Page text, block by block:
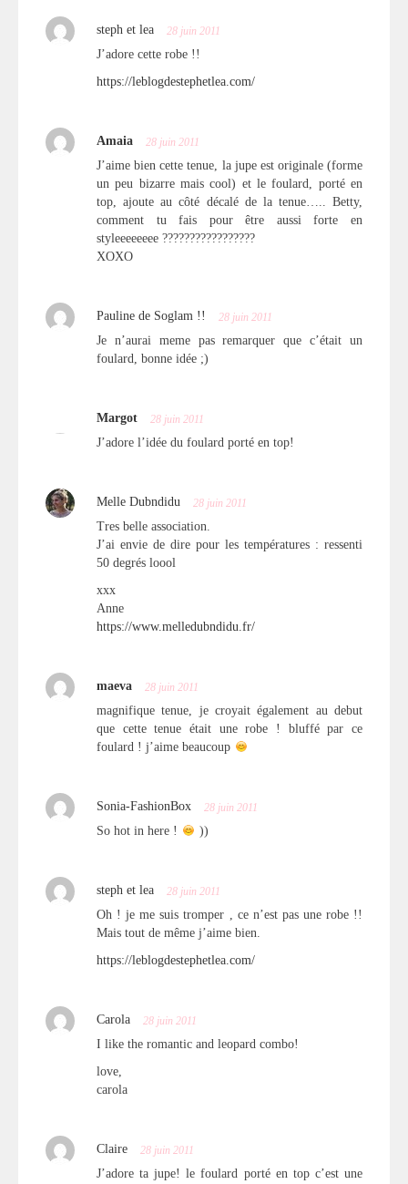
steph et lea 28 juin 2011
J’adore cette robe !!
https://leblogdestephetlea.com/
Amaia 28 juin 2011
J’aime bien cette tenue, la jupe est originale (forme
un peu bizarre mais cool) et le foulard, porté en
top, ajoute au côté décalé de la tenue….. Betty,
comment tu fais pour être aussi forte en
styleeeeeeee ?????????????????
XOXO
Pauline de Soglam !! 28 juin 2011
Je n’aurai meme pas remarquer que c’était un
foulard, bonne idée ;)
Margot 28 juin 2011
J’adore l’idée du foulard porté en top!
Melle Dubndidu 28 juin 2011
Tres belle association.
J’ai envie de dire pour les températures : ressenti
50 degrés loool
xxx
Anne
https://www.melledubndidu.fr/
maeva 28 juin 2011
magnifique tenue, je croyait également au debut
que cette tenue était une robe ! bluffé par ce
foulard ! j’aime beaucoup
Sonia-FashionBox 28 juin 2011
So hot in here ! ))
steph et lea 28 juin 2011
Oh ! je me suis tromper , ce n’est pas une robe !!
Mais tout de même j’aime bien.
https://leblogdestephetlea.com/
Carola 28 juin 2011
I like the romantic and leopard combo!
love,
carola
Claire 28 juin 2011
J’adore ta jupe! le foulard porté en top c’est une